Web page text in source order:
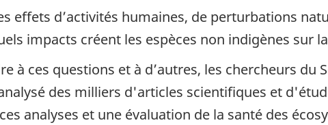
effets d’activités humaines, de perturbations
impacts créent les espèces non indigènes sur
à ces questions et à d’autres, les chercheurs du
des milliers d'articles scientifiques et
analyses et une évaluation de la santé des